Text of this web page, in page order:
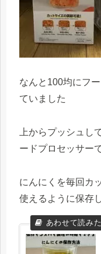
なんと100均にフ
ていました
上からプッシュし
ードプロセッサー
にんにくを毎回カ
使えるように保存